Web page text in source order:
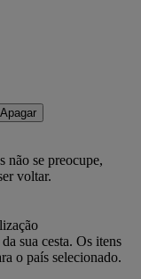
Apagar
não se preocupe,
voltar.
sua cesta. Os itens
o país selecionado.